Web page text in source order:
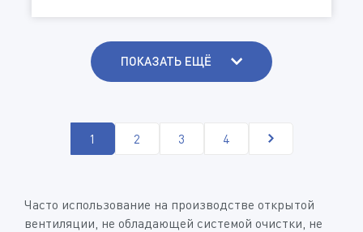
ПОКАЗАТЬ ЕЩЁ
1 2 3 4
Часто использование на производстве открытой
вентиляции, не обладающей системой очистки, не